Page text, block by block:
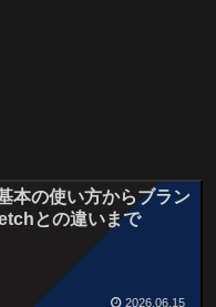
本の使い方からブラン
との違いまで
2026.06.15